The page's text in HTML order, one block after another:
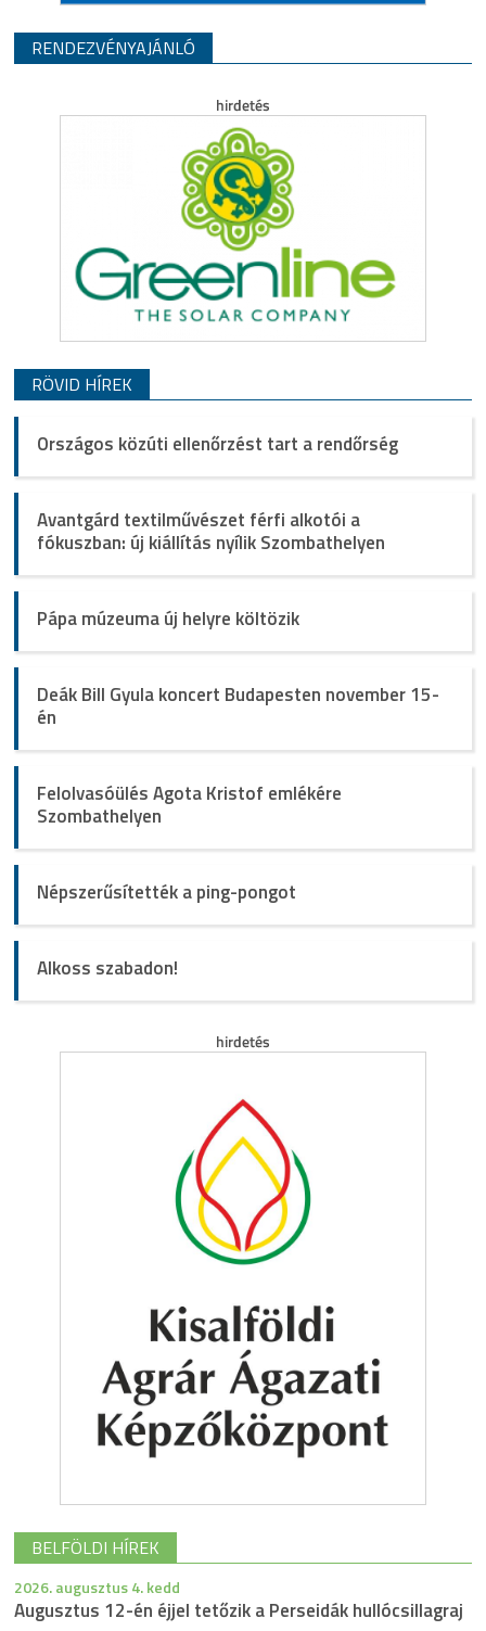
RENDEZVÉNYAJÁNLÓ
RÖVID HÍREK
Országos közúti ellenőrzést tart a rendőrség
Avantgárd textilművészet férfi alkotói a
fókuszban: új kiállítás nyílik Szombathelyen
Pápa múzeuma új helyre költözik
Deák Bill Gyula koncert Budapesten november 15-
én
Felolvasóülés Agota Kristof emlékére
Szombathelyen
Népszerűsítették a ping-pongot
Alkoss szabadon!
BELFÖLDI HÍREK
2026. augusztus 4. kedd
Augusztus 12-én éjjel tetőzik a Perseidák hullócsillagraj